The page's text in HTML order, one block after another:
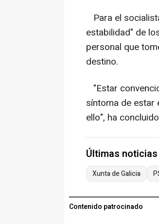
Para el
estabilidad" de
personal que
destino.
"Estar
síntoma de estar
ello", ha
Últimas
Xunta de Galicia
Contenido patrocinado